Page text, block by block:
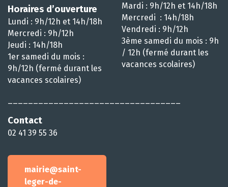
Horaires d’ouverture
Lundi : 9h/12h et 14h/18h
Mercredi : 9h/12h
Jeudi : 14h/18h
1er samedi du mois :
9h/12h (fermé durant les
vacances scolaires)
Contact
02 41 39 55 36
mairie@saint-
leger-de-
Mardi : 9h/12h et 14h/18h
Mercredi : 14h/18h
Vendredi : 9h/12h
3ème samedi du mois : 9h
/ 12h (fermé durant les
vacances scolaires)